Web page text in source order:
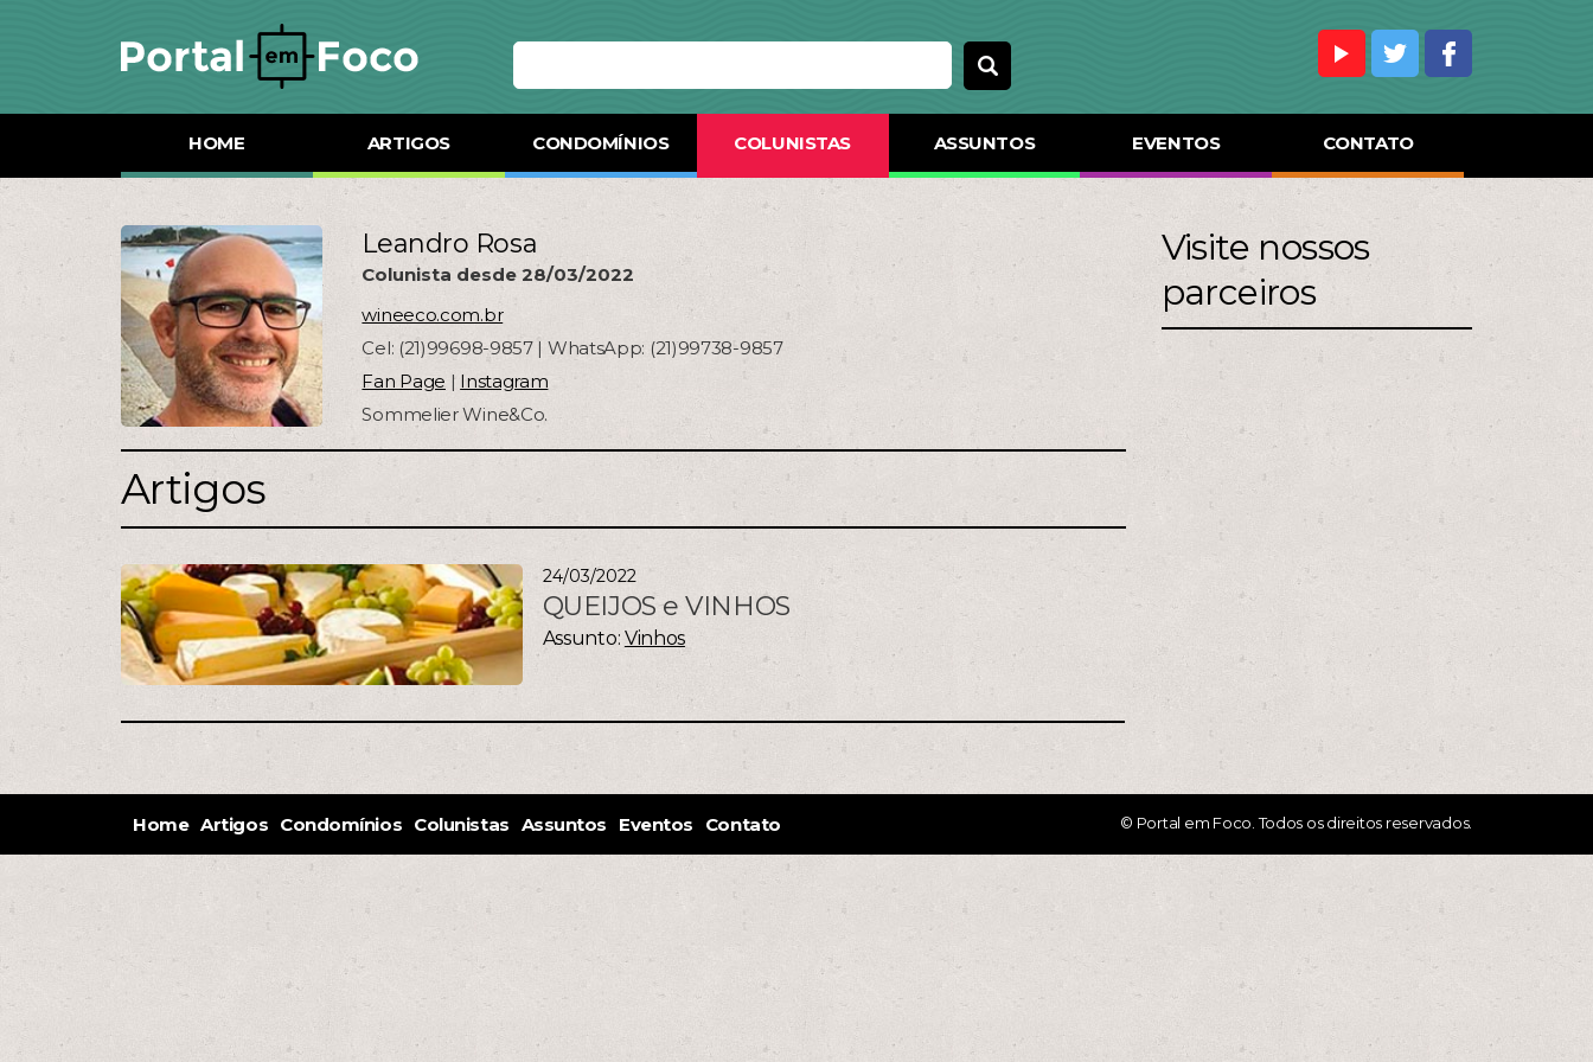
HOME ARTIGOS CONDOMÍNIOS COLUNISTAS ASSUNTOS EVENTOS CONTATO
Leandro Rosa
Colunista desde 28/03/2022
wineeco.com.br
Cel: (21)99698-9857 | WhatsApp: (21)99738-9857
Fan Page | Instagram
Sommelier Wine&Co.
Artigos
24/03/2022
QUEIJOS e VINHOS
Assunto: Vinhos
Visite nossos
parceiros
Home Artigos Condomínios Colunistas Assuntos Eventos Contato © Portal em Foco. Todos os direitos reservados.